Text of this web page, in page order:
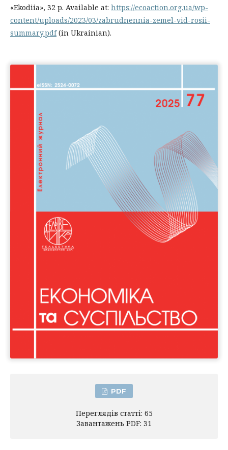
«Ekodiia», 32 p. Available at: https://ecoaction.org.ua/wp-
content/uploads/2023/03/zabrudnennia-zemel-vid-rosii-
summary.pdf(in Ukrainian).
PDF
Переглядів статті: 65
Завантажень PDF: 31